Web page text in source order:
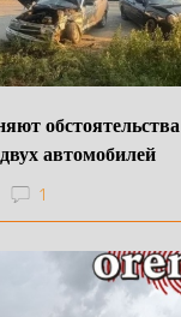
обстоятельства
автомобилей
1